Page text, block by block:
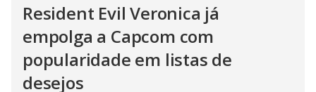
Resident Evil Veronica já
empolga a Capcom com
popularidade em listas de
desejos